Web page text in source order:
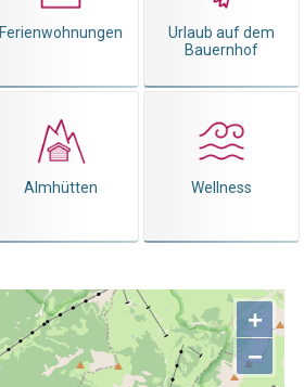
Ferienwohnungen
Urlaub auf dem
Bauernhof
Almhütten Wellness
+
−